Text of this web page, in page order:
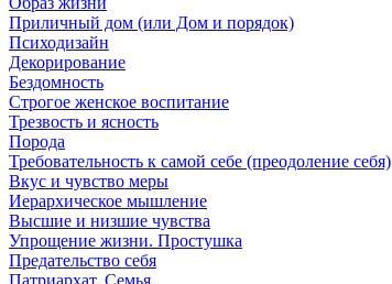
Приличный дом (или Дом и порядок)
Психодизайн
Декорирование
Бездомность
Строгое женское воспитание
Трезвость и ясность
Порода
Требовательность к самой себе (преодоление себя)
Вкус и чувство меры
Иерархическое мышление
Высшие и низшие чувства
Упрощение жизни. Простушка
Предательство себя